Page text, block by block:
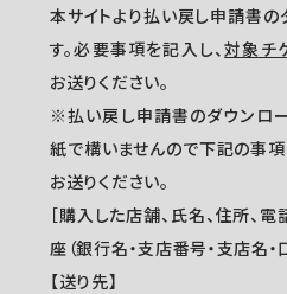
本サイトより払い戻し申請書の
す。必要事項を記入し、対象チ
お送りください。
※払い戻し申請書のダウンロ
紙で構いませんので下記の事
お送りください。
［購入した店舗、氏名、住所、
座（銀行名・支店番号・支店名・
【送り先】